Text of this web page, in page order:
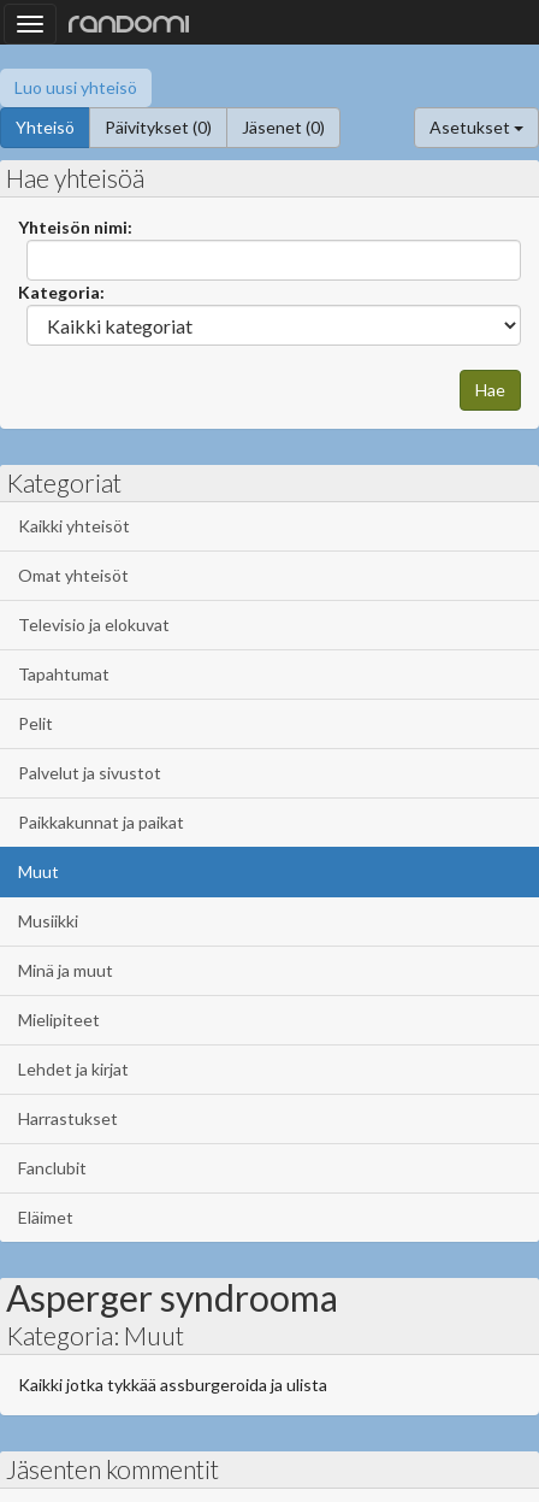
Toggle
navigation
Luo uusi yhteisö
Yhteisö
Päivitykset (0) Jäsenet (0) Asetukset
Hae yhteisöä
Yhteisön nimi:
Kategoria:
Kategoriat
Kaikki yhteisöt
Omat yhteisöt
Televisio ja elokuvat
Tapahtumat
Pelit
Palvelut ja sivustot
Paikkakunnat ja paikat
Muut
Musiikki
Minä ja muut
Mielipiteet
Lehdet ja kirjat
Harrastukset
Fanclubit
Eläimet
Asperger syndrooma
Kategoria: Muut
Kaikki jotka tykkää assburgeroida ja ulista
Jäsenten kommentit